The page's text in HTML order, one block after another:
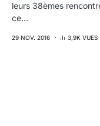
leurs 38èmes
ce…
29 NOV. 2016 3,9K VUES